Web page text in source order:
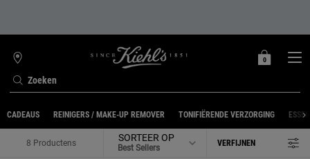
Zoeken
WINKELZOEKER
MIJN
0
0 PRODUCT
CADEAUS REINIGERS / MAKE-UP REMOVER TONIFIËRENDE VERZORGING
8 Productens SORTEER OP VERFIJNEN
FILTER MENU